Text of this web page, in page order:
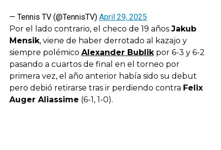
— Tennis TV (@TennisTV) April 29, 2025
Por el lado contrario, el checo de 19 años Jakub
Mensik, viene de haber derrotado al kazajo y
siempre polémico Alexander Bublikpor 6-3 y 6-2
pasando a cuartos de final en el torneo por
primera vez, el año anterior había sido su debut
pero debió retirarse tras ir perdiendo contra Felix
Auger Aliassime (6-1, 1-0).